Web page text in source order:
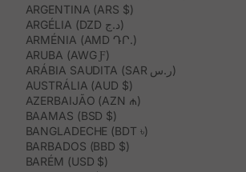
ARGENTINA (ARS $)
ARGÉLIA (DZD د.ج)
ARMÉNIA (AMD ԴՐ.)
ARUBA (AWG Ƒ)
ARÁBIA SAUDITA (SAR ر.س)
AUSTRÁLIA (AUD $)
AZERBAIJÃO (AZN ₼)
BAAMAS (BSD $)
BANGLADECHE (BDT ৳)
BARBADOS (BBD $)
BARÉM (USD $)